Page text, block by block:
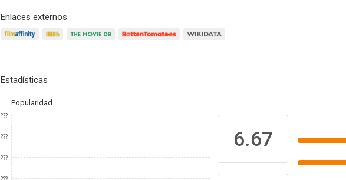
Enlaces externos
Estadísticas
Popularidad
???
???
???
6.67